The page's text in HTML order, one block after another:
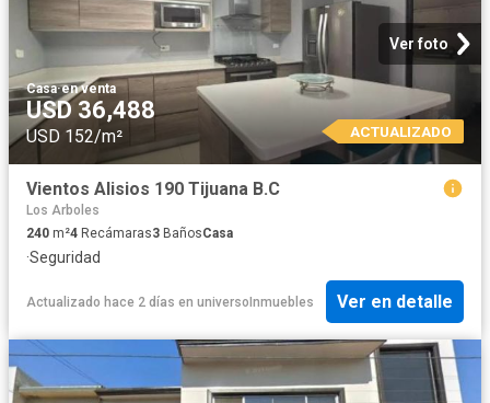
Ver foto
Casa·en venta
USD 36,488
USD 152/m² ACTUALIZADO
Vientos Alisios 190 Tijuana B.C
Los Arboles
240 m²4 Recámaras3 BañosCasa
·Seguridad
Actualizado hace 2 días en universoInmuebles Ver en detalle